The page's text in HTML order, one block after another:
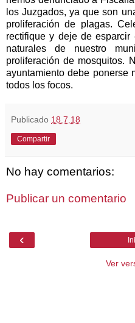
los Juzgados, ya que son
proliferación de plagas.
rectifique y deje de
naturales de nuestro
proliferación de mosquitos.
ayuntamiento debe ponerse
todos los focos.
Publicado 18.7.18
Compartir
No hay comentarios:
Publicar un comentario
‹
Ver